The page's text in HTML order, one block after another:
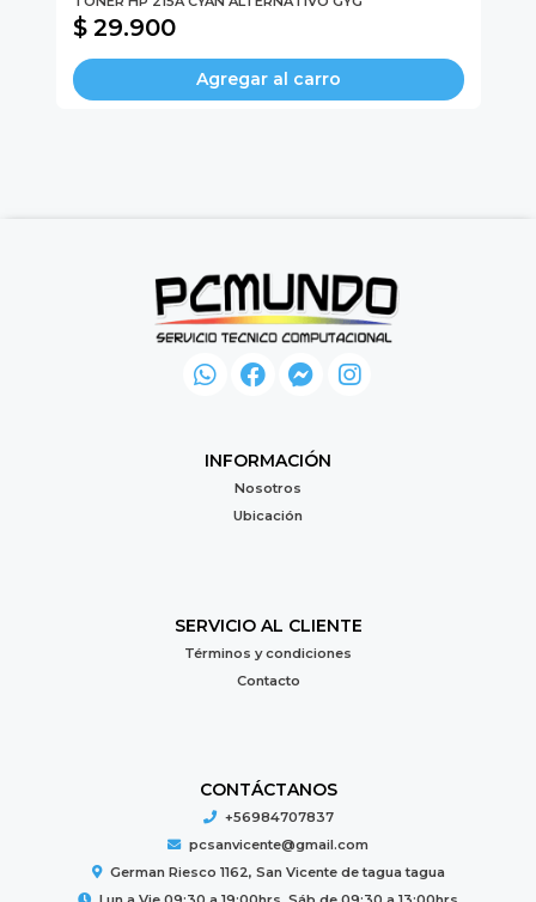
$ 29.900
Agregar al carro
INFORMACIÓN
Nosotros
Ubicación
SERVICIO AL CLIENTE
Términos y condiciones
Contacto
CONTÁCTANOS
+56984707837
pcsanvicente@gmail.com
German Riesco 1162, San Vicente de tagua tagua